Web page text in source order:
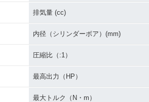
排気量 (cc)
内径（シリンダーボア）(mm)
圧縮比（:1）
最高出力（HP）
最大トルク（N・m）